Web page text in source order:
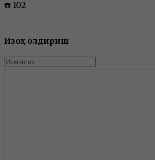
☎️ 102
Изоҳ қолдириш